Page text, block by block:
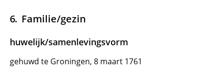
Familie/gezin
huwelijk/samenlevingsvorm
gehuwd te Groningen, 8 maart 1761